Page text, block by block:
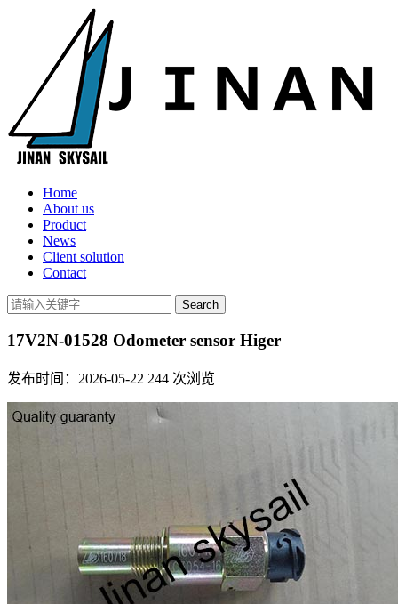
Home
About us
Product
News
Client solution
Contact
17V2N-01528 Odometer sensor Higer
发布时间：2026-05-22 244 次浏览